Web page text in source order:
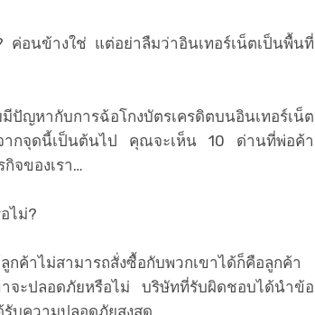
ค่อนข้างใช่ แต่อย่าลืมว่าอินเทอร์เน็ตเป็นพื้นที่
ปัญหากับการฉ้อโกงบัตรเครดิตบนอินเทอร์เน็ต
จากจุดนี้เป็นต้นไป คุณจะเห็น 10 ด่านที่พ่อค้า
จของเรา…
ไม่?
ค้าไม่สามารถสั่งซื้อกับพวกเขาได้ก็คือลูกค้า
าจะปลอดภัยหรือไม่ บริษัทที่รับผิดชอบได้นำข้อ